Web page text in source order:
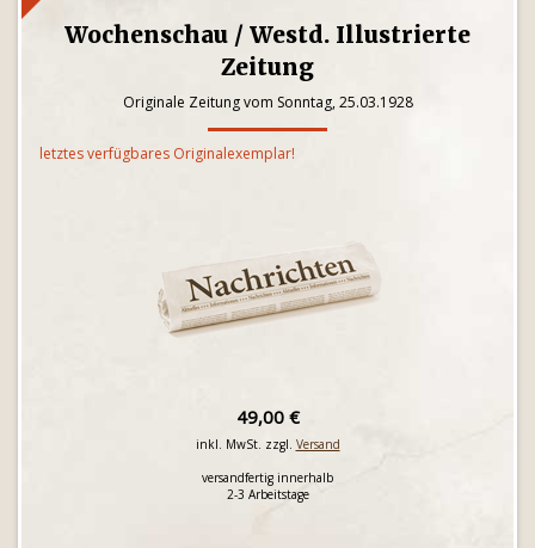
Wochenschau / Westd. Illustrierte
Zeitung
Originale Zeitung vom Sonntag, 25.03.1928
letztes verfügbares Originalexemplar!
49,00 €
inkl. MwSt. zzgl. Versand
versandfertig innerhalb
2-3 Arbeitstage